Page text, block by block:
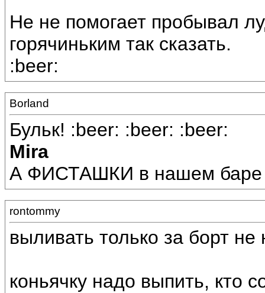
Не не помогает пробывал
горячиньким так сказать.
:beer:
Borland
Бульк! :beer: :beer: :beer:
Mira
А ФИСТАШКИ в нашем баре
rontommy
выливать только за борт
коньячку надо выпить, кто